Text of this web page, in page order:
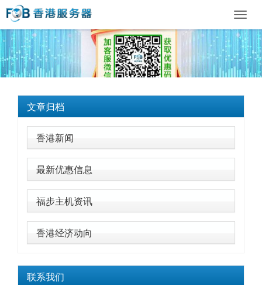
文章归档
香港新闻
最新优惠信息
福步主机资讯
香港经济动向
联系我们